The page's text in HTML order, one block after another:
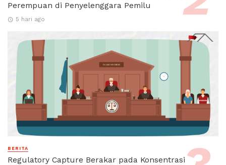
Perempuan di Penyelenggara Pemilu
5 hari ago
BERITA
Regulatory Capture Berakar pada Konsentrasi